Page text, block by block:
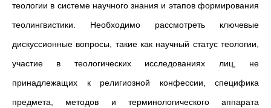
теологии в системе научного знания и этапов формирования
теолингвистики. Необходимо рассмотреть ключевые
дискуссионные вопросы, такие как научный статус теологии,
участие в теологических исследованиях лиц, не
принадлежащих к религиозной конфессии, специфика
предмета, методов и терминологического аппарата